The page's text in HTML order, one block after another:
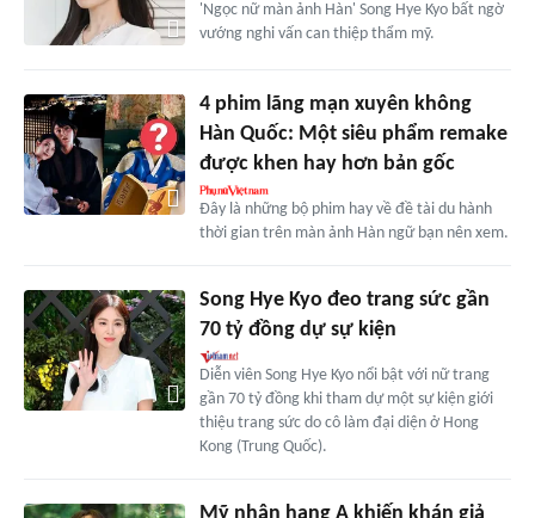
'Ngọc nữ màn ảnh Hàn' Song Hye Kyo bất ngờ
vướng nghi vấn can thiệp thẩm mỹ.
4 phim lãng mạn xuyên không
Hàn Quốc: Một siêu phẩm remake
được khen hay hơn bản gốc
Đây là những bộ phim hay về đề tài du hành
thời gian trên màn ảnh Hàn ngữ bạn nên xem.
Song Hye Kyo đeo trang sức gần
70 tỷ đồng dự sự kiện
Diễn viên Song Hye Kyo nổi bật với nữ trang
gần 70 tỷ đồng khi tham dự một sự kiện giới
thiệu trang sức do cô làm đại diện ở Hong
Kong (Trung Quốc).